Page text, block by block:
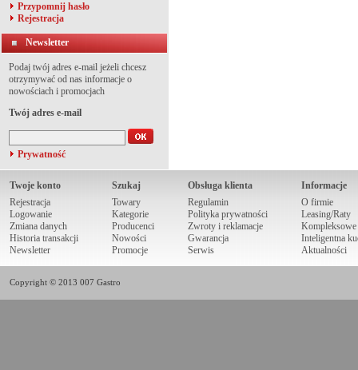
Przypomnij hasło
Rejestracja
Newsletter
Podaj twój adres e-mail jeżeli chcesz
otrzymywać od nas informacje o
nowościach i promocjach
Twój adres e-mail
Prywatność
Twoje konto
Rejestracja
Logowanie
Zmiana danych
Historia transakcji
Newsletter
Szukaj
Towary
Kategorie
Producenci
Nowości
Promocje
Obsługa klienta
Regulamin
Polityka prywatności
Zwroty i reklamacje
Gwarancja
Serwis
Informacje
O firmie
Leasing/Raty
Kompleksowe
Inteligentna
Aktualności
Copyright © 2013 007 Gastro